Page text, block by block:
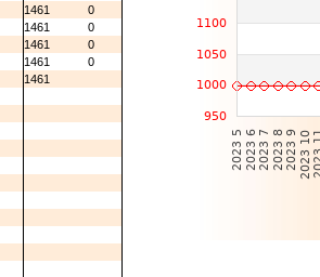
1461
0
1461
0
1461
0
1461
0
1461